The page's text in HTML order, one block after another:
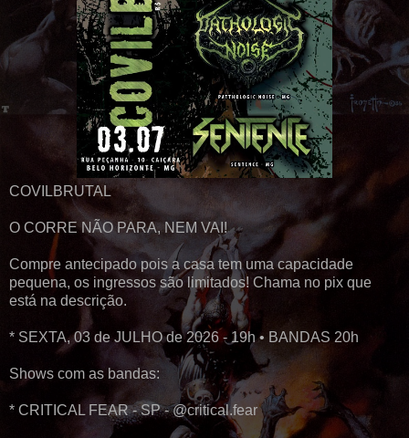
COVILBRUTAL
O CORRE NÃO PARA, NEM VAI!
Compre antecipado pois a casa tem uma capacidade
pequena, os ingressos são limitados! Chama no pix que
está na descrição.
* SEXTA, 03 de JULHO de 2026 - 19h • BANDAS 20h
Shows com as bandas:
* CRITICAL FEAR - SP - @critical.fear